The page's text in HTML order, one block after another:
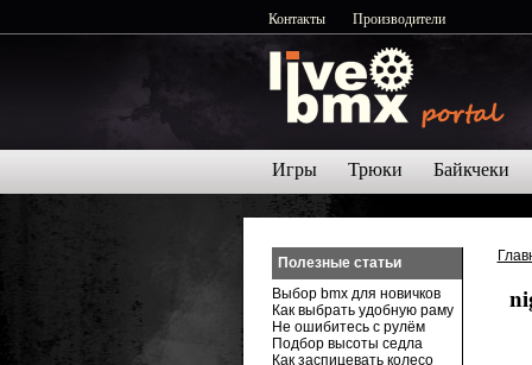
Контакты Производители
Игры Трюки Байкчеки
Полезные статьи
Выбор bmx для новичков
Как выбрать удобную раму
Не ошибитесь с рулём
Подбор высоты седла
Как заспицевать колесо